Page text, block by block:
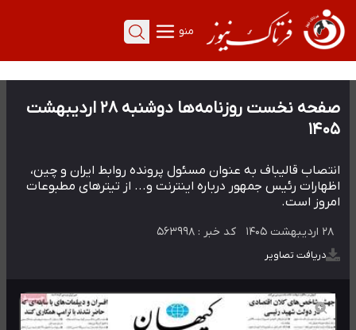
منو
صفحه نخست روزنامه‌ها دوشنبه ۲۸ اردیبهشت
۱۴۰۵
انتصاب قالیباف به عنوان مسئول پرونده روابط ایران و چین،
اظهارات رئیس جمهور درباره اینترنت و... از تیترهای مطبوعات
امروز است.
۲۸ اردیبهشت ۱۴۰۵ کد خبر : ۵۶۳۹۹۸
دریافت تصاویر